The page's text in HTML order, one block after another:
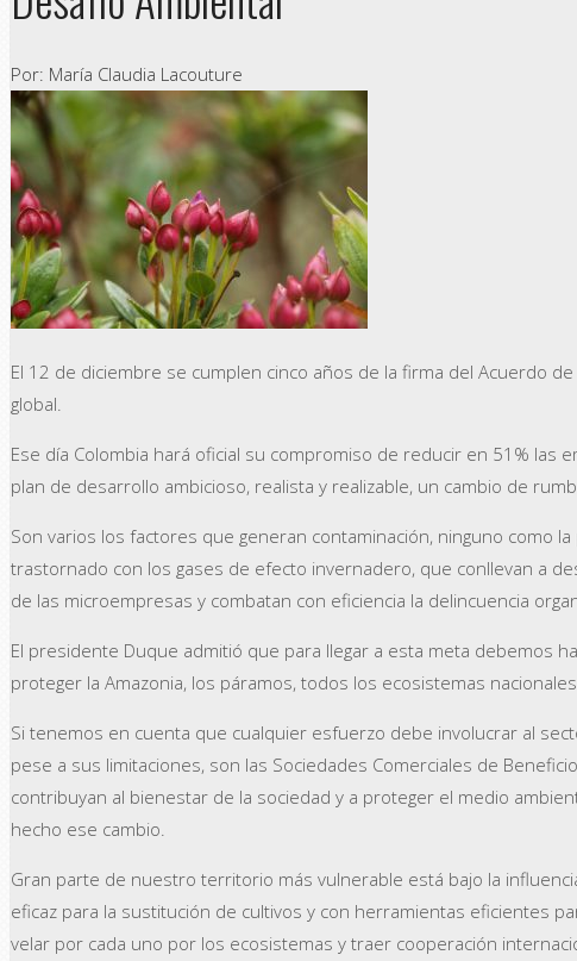
Por: María Claudia Lacouture
El 12 de diciembre se cumplen cinco años de la firma del Acuerdo
global.
Ese día Colombia hará oficial su compromiso de reducir en 51%
plan de desarrollo ambicioso, realista y realizable, un cambio de
Son varios los factores que generan contaminación, ninguno como
trastornado con los gases de efecto invernadero, que conllevan a
de las microempresas y combatan con eficiencia la delincuencia
El presidente Duque admitió que para llegar a esta meta debemos
proteger la Amazonia, los páramos, todos los ecosistemas nacionales.
Si tenemos en cuenta que cualquier esfuerzo debe involucrar al
pese a sus limitaciones, son las Sociedades Comerciales de
contribuyan al bienestar de la sociedad y a proteger el medio
hecho ese cambio.
Gran parte de nuestro territorio más vulnerable está bajo la
eficaz para la sustitución de cultivos y con herramientas eficientes
velar por cada uno por los ecosistemas y traer cooperación